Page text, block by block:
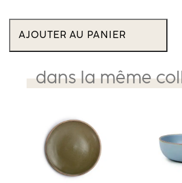
Vase
Neptune
AJOUTER AU PANIER
dans la même